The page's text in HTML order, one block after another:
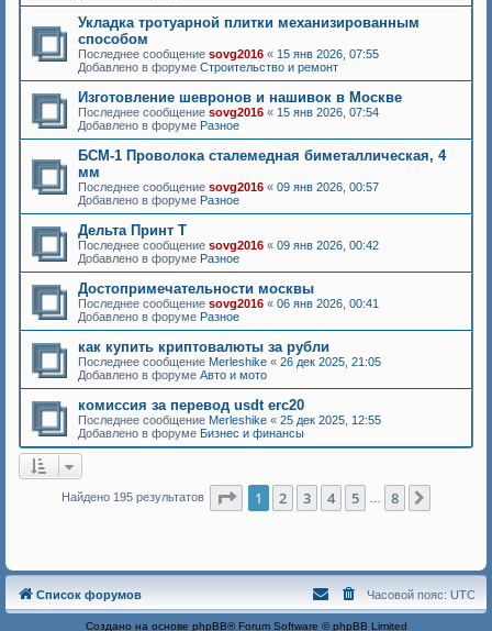
Укладка тротуарной плитки механизированным
способом
Последнее сообщение sovg2016 « 15 янв 2026, 07:55
Добавлено в форуме Строительство и ремонт
Изготовление шевронов и нашивок в Москве
Последнее сообщение sovg2016 « 15 янв 2026, 07:54
Добавлено в форуме Разное
БСМ-1 Проволока сталемедная биметаллическая, 4
мм
Последнее сообщение sovg2016 « 09 янв 2026, 00:57
Добавлено в форуме Разное
Дельта Принт Т
Последнее сообщение sovg2016 « 09 янв 2026, 00:42
Добавлено в форуме Разное
Достопримечательности москвы
Последнее сообщение sovg2016 « 06 янв 2026, 00:41
Добавлено в форуме Разное
как купить криптовалюты за рубли
Последнее сообщение Merleshike « 26 дек 2025, 21:05
Добавлено в форуме Авто и мото
комиссия за перевод usdt erc20
Последнее сообщение Merleshike « 25 дек 2025, 12:55
Добавлено в форуме Бизнес и финансы
Найдено 195 результатов Страница из
1 2 3 4 5 8
Список форумов Часовой пояс: UTC
Создано на основе phpBB® Forum Software © phpBB Limited